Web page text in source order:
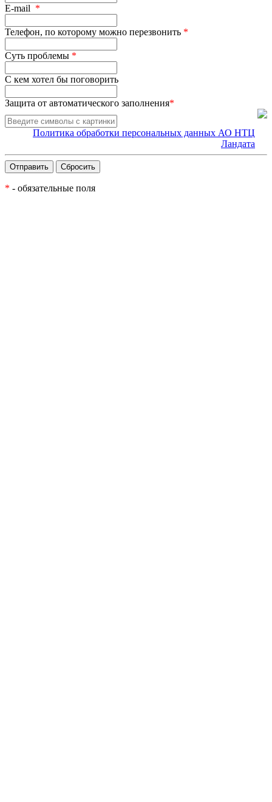
E-mail *
Телефон, по которому можно перезвонить *
Суть проблемы *
С кем хотел бы поговорить
Защита от автоматического заполнения*
Политика обработки персональных данных АО НТЦ
Ландата
* - обязательные поля